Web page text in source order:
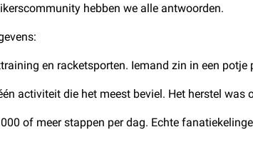
hebben we alle antwoorden.
en racketsporten. Iemand zin in een potje
activiteit die het meest beviel. Het herstel was
of meer stappen per dag. Echte